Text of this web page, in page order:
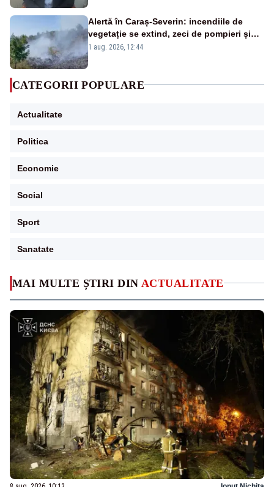
MAI MULTE ȘTIRI DIN ACTUALITATE
Alertă în Caraș-Severin: incendiile de
vegetație se extind, zeci de pompieri și
silvicultori se luptă cu flăcările - VIDEO
1 aug. 2026, 12:44
CATEGORII POPULARE
Actualitate
Politica
Economie
Social
Sport
Sanatate